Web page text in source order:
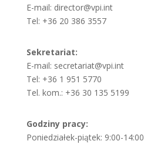
E-mail: director@vpi.int
Tel: +36 20 386 3557
Sekretariat:
E-mail: secretariat@vpi.int
Tel: +36 1 951 5770
Tel. kom.: +36 30 135 5199
Godziny pracy:
Poniedziałek-piątek: 9:00-14:00